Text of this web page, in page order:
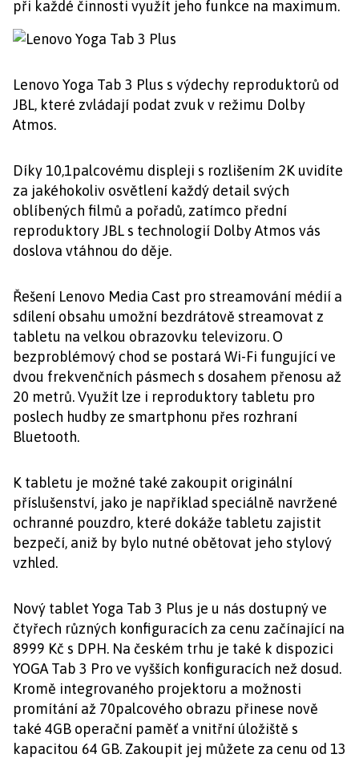
při každé činnosti využít jeho funkce na maximum.
Lenovo Yoga Tab 3 Plus s výdechy reproduktorů od
JBL, které zvládají podat zvuk v režimu Dolby
Atmos.
Díky 10,1palcovému displeji s rozlišením 2K uvidíte
za jakéhokoliv osvětlení každý detail svých
oblíbených filmů a pořadů, zatímco přední
reproduktory JBL s technologií Dolby Atmos vás
doslova vtáhnou do děje.
Řešení Lenovo Media Cast pro streamování médií a
sdílení obsahu umožní bezdrátově streamovat z
tabletu na velkou obrazovku televizoru. O
bezproblémový chod se postará Wi-Fi fungující ve
dvou frekvenčních pásmech s dosahem přenosu až
20 metrů. Využít lze i reproduktory tabletu pro
poslech hudby ze smartphonu přes rozhraní
Bluetooth.
K tabletu je možné také zakoupit originální
příslušenství, jako je například speciálně navržené
ochranné pouzdro, které dokáže tabletu zajistit
bezpečí, aniž by bylo nutné obětovat jeho stylový
vzhled.
Nový tablet Yoga Tab 3 Plus je u nás dostupný ve
čtyřech různých konfiguracích za cenu začínající na
8999 Kč s DPH. Na českém trhu je také k dispozici
YOGA Tab 3 Pro ve vyšších konfiguracích než dosud.
Kromě integrovaného projektoru a možnosti
promítání až 70palcového obrazu přinese nově
také 4GB operační paměť a vnitřní úložiště s
kapacitou 64 GB. Zakoupit jej můžete za cenu od 13